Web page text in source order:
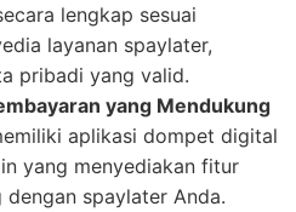
lengkap sesuai
layanan spaylater,
pribadi yang valid.
yang Mendukung
aplikasi dompet digital
yang menyediakan fitur
dengan spaylater Anda.